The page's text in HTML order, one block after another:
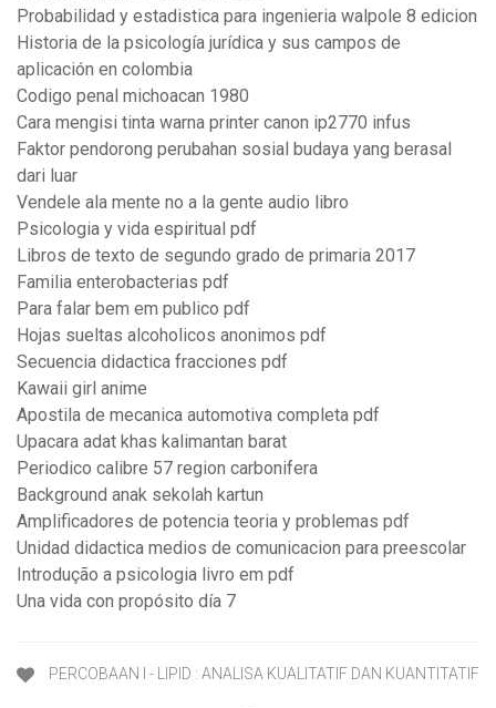
Probabilidad y estadistica para ingenieria walpole 8 edicion
Historia de la psicología jurídica y sus campos de
aplicación en colombia
Codigo penal michoacan 1980
Cara mengisi tinta warna printer canon ip2770 infus
Faktor pendorong perubahan sosial budaya yang berasal
dari luar
Vendele ala mente no a la gente audio libro
Psicologia y vida espiritual pdf
Libros de texto de segundo grado de primaria 2017
Familia enterobacterias pdf
Para falar bem em publico pdf
Hojas sueltas alcoholicos anonimos pdf
Secuencia didactica fracciones pdf
Kawaii girl anime
Apostila de mecanica automotiva completa pdf
Upacara adat khas kalimantan barat
Periodico calibre 57 region carbonifera
Background anak sekolah kartun
Amplificadores de potencia teoria y problemas pdf
Unidad didactica medios de comunicacion para preescolar
Introdução a psicologia livro em pdf
Una vida con propósito día 7
PERCOBAAN I - LIPID : ANALISA KUALITATIF DAN KUANTITATIF